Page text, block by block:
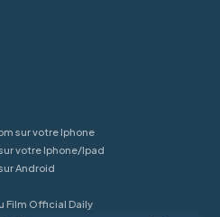
sur votre Iphone
votre Iphone/Ipad
Android
Film Official Daily